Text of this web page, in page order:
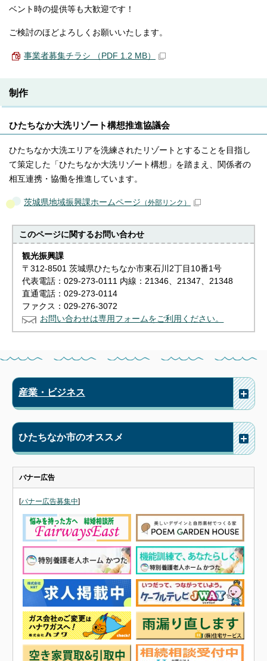
ベント時の提供等も大歓迎です！
ご検討のほどよろしくお願いいたします。
事業者募集チラシ （PDF 1.2 MB）
制作
ひたちなか大洗リゾート構想推進協議会
ひたちなか大洗エリアを洗練されたリゾートとすることを目指し
て策定した「ひたちなか大洗リゾート構想」を踏まえ、関係者の
相互連携・協働を推進しています。
茨城県地域振興課ホームページ （外部リンク）
このページに関するお問い合わせ
観光振興課
〒312-8501 茨城県ひたちなか市東石川2丁目10番1号
代表電話：029-273-0111 内線：21346、21347、21348
直通電話：029-273-0114
ファクス：029-276-3072
お問い合わせは専用フォームをご利用ください。
産業・ビジネス
ひたちなか市のオススメ
バナー広告
[バナー広告募集中]